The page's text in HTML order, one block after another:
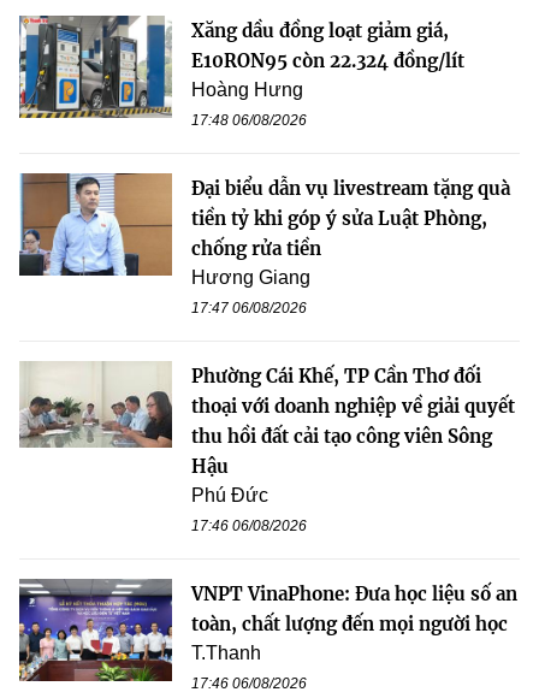
Xăng dầu đồng loạt giảm giá,
E10RON95 còn 22.324 đồng/lít
Hoàng Hưng
17:48 06/08/2026
Đại biểu dẫn vụ livestream tặng quà
tiền tỷ khi góp ý sửa Luật Phòng,
chống rửa tiền
Hương Giang
17:47 06/08/2026
Phường Cái Khế, TP Cần Thơ đối
thoại với doanh nghiệp về giải quyết
thu hồi đất cải tạo công viên Sông
Hậu
Phú Đức
17:46 06/08/2026
VNPT VinaPhone: Đưa học liệu số an
toàn, chất lượng đến mọi người học
T.Thanh
17:46 06/08/2026